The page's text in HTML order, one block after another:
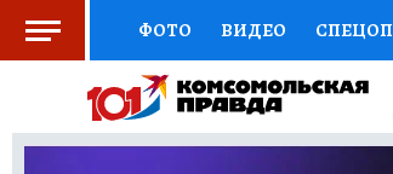
ФОТО ВИДЕО
ЗДОРОВЬЕ
ВЫБОР ЭКСПЕРТОВ